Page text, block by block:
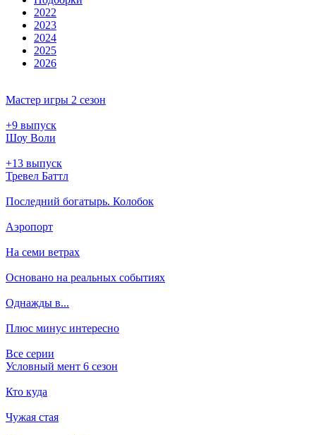
2022
2023
2024
2025
2026
Мастер игры 2 сезон
+9 выпуск
Шоу Воли
+13 выпуск
Тревел Баттл
Последний богатырь. Колобок
Аэропорт
На семи ветрах
Основано на реальных событиях
Однажды в...
Плюс минус интересно
Все серии
Условный мент 6 сезон
Кто куда
Чужая стая